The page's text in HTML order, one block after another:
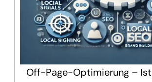
Off-Page-Optimierung –